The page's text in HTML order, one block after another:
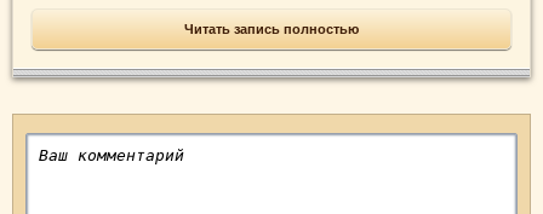
Читать запись полностью